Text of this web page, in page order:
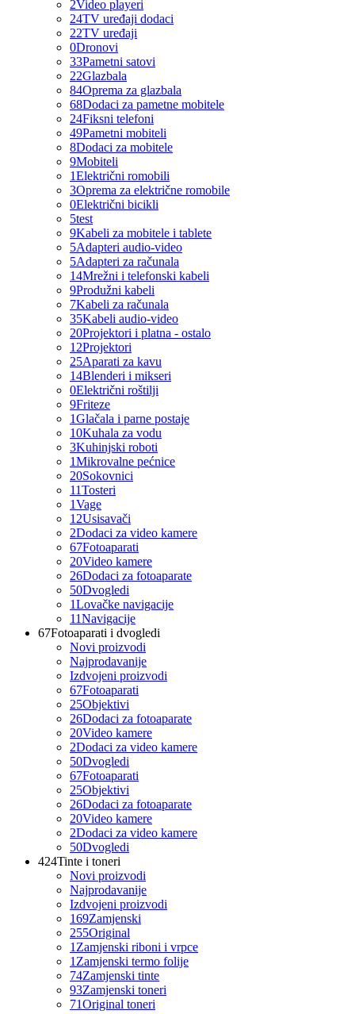
2Video playeri
24TV uređaji dodaci
22TV uređaji
0Dronovi
33Pametni satovi
22Glazbala
84Oprema za glazbala
68Dodaci za pametne mobitele
24Fiksni telefoni
49Pametni mobiteli
8Dodaci za mobitele
9Mobiteli
1Električni romobili
3Oprema za električne romobile
0Električni bicikli
5test
9Kabeli za mobitele i tablete
5Adapteri audio-video
5Adapteri za računala
14Mrežni i telefonski kabeli
9Produžni kabeli
7Kabeli za računala
35Kabeli audio-video
20Projektori i platna - ostalo
12Projektori
25Aparati za kavu
14Blenderi i mikseri
0Električni roštilji
9Friteze
1Glačala i parne postaje
10Kuhala za vodu
3Kuhinjski roboti
1Mikrovalne pećnice
20Sokovnici
11Tosteri
1Vage
12Usisavači
2Dodaci za video kamere
67Fotoaparati
20Video kamere
26Dodaci za fotoaparate
50Dvogledi
1Lovačke navigacije
11Navigacije
67Fotoaparati i dvogledi
Novi proizvodi
Najprodavanije
Izdvojeni proizvodi
67Fotoaparati
25Objektivi
26Dodaci za fotoaparate
20Video kamere
2Dodaci za video kamere
50Dvogledi
67Fotoaparati
25Objektivi
26Dodaci za fotoaparate
20Video kamere
2Dodaci za video kamere
50Dvogledi
424Tinte i toneri
Novi proizvodi
Najprodavanije
Izdvojeni proizvodi
169Zamjenski
255Original
1 Zamjenski riboni i vrpce
1 Zamjenski termo folije
74Zamjenski tinte
93Zamjenski toneri
71Original toneri